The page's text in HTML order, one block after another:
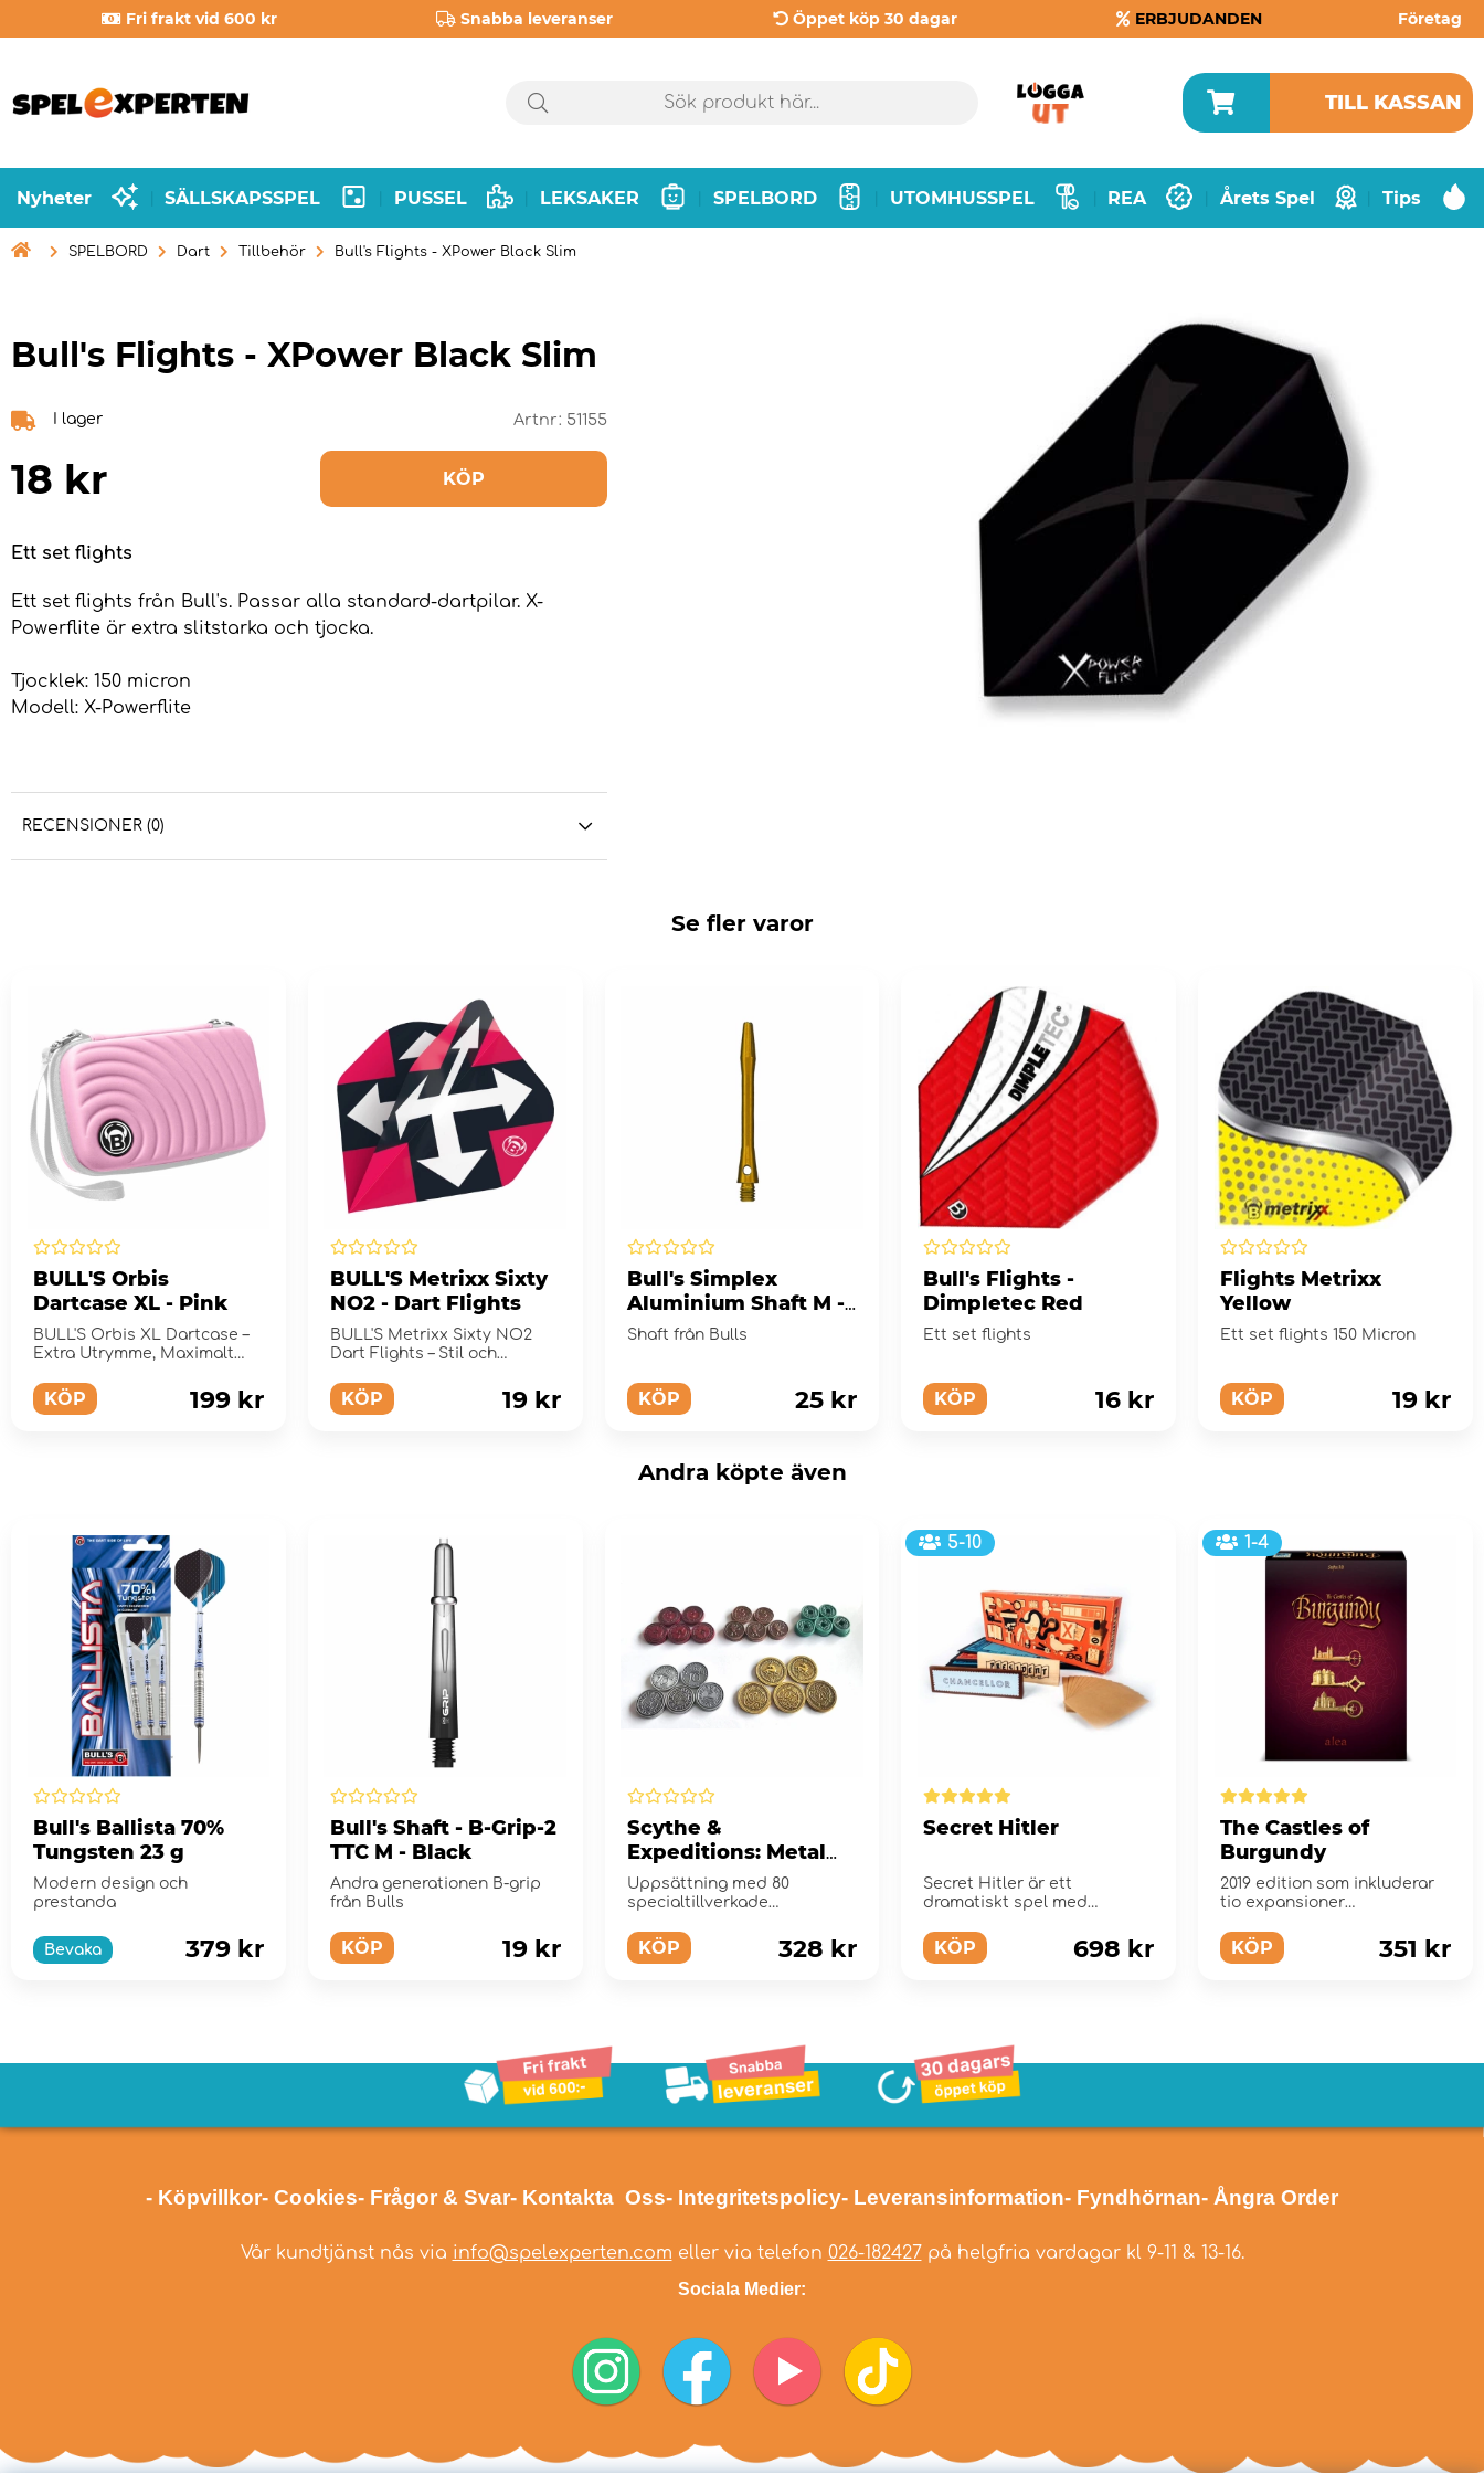
Fri frakt vid 600 kr Snabba leveranser Öppet köp 30 dagar ERBJUDANDEN Företag
TILL KASSAN
Nyheter SÄLLSKAPSSPEL PUSSEL LEKSAKER SPELBORD UTOMHUSSPEL REA Årets Spel Tips
 SPELBORD Dart Tillbehör Bull's Flights - XPower Black Slim
Bull's Flights - XPower Black Slim
I lager Artnr: 51155
18 kr KÖP
Ett set flights
Ett set flights från Bull's. Passar alla standard-dartpilar. X-
Powerflite är extra slitstarka och tjocka.
Tjocklek: 150 micron
Modell: X-Powerflite
RECENSIONER (0)
Se fler varor
BULL'S Orbis
Dartcase XL - Pink
BULL'S Orbis XL Dartcase –
Extra Utrymme, Maximalt
KÖP 199 kr
BULL'S Metrixx Sixty
NO2 - Dart Flights
BULL'S Metrixx Sixty NO2
Dart Flights – Stil och
Kombination
KÖP 19 kr
Bull's Simplex
Aluminium Shaft M -
Gold
Shaft från Bulls
KÖP 25 kr
Bull's Flights -
Dimpletec Red
Ett set flights
KÖP 16 kr
Flights Metrixx
Yellow
Ett set flights 150 Micron
KÖP 19 kr
Andra köpte även
Bull's Ballista 70%
Tungsten 23 g
Modern design och
prestanda
Bevaka 379 kr
Bull's Shaft - B-Grip-2
TTC M - Black
Andra generationen B-grip
från Bulls
KÖP 19 kr
Scythe &
Expeditions: Metal
Coins
Uppsättning med 80
specialtillverkade
KÖP 328 kr
5-10
Secret Hitler
Secret Hitler är ett
dramatiskt spel med
satt i 30-tale...
KÖP 698 kr
1-4
The Castles of
Burgundy
2019 edition som inkluderar
tio expansioner
KÖP 351 kr
- Köpvillkor- Cookies- Frågor & Svar- Kontakta Oss- Integritetspolicy- Leveransinformation- Fyndhörnan- Ångra Order
Vår kundtjänst nås via info@spelexperten.com eller via telefon 026-182427på helgfria vardagar kl 9-11 & 13-16.
Sociala Medier: